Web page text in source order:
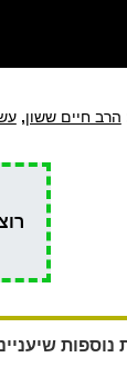
הרב חיים ששון,
נוספות